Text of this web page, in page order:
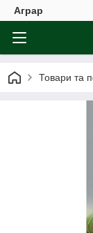
Аграр
Товари та